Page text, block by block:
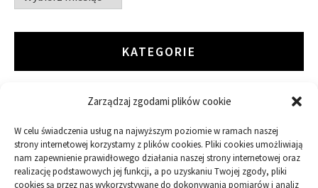
Zarządzaj zgodami plików cookie
W celu świadczenia usług na najwyższym poziomie w ramach naszej
strony internetowej korzystamy z plików cookies. Pliki cookies umożliwiają
nam zapewnienie prawidłowego działania naszej strony internetowej oraz
realizację podstawowych jej funkcji, a po uzyskaniu Twojej zgody, pliki
cookies są przez nas wykorzystywane do dokonywania pomiarów i analiz
KATEGORIE
ARTYKUŁ SPONSOROWANY
Budowa
Dom